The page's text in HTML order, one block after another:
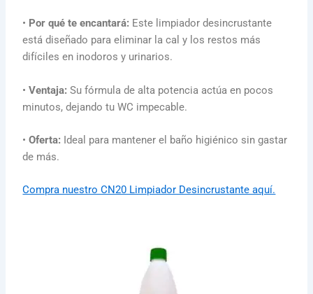
• Por qué te encantará: Este limpiador desincrustante
está diseñado para eliminar la cal y los restos más
difíciles en inodoros y urinarios.
•Ventaja: Su fórmula de alta potencia actúa en pocos
minutos, dejando tu WC impecable.
•Oferta: Ideal para mantener el baño higiénico sin gastar
de más.
Compra nuestro CN20 Limpiador Desincrustante aquí.